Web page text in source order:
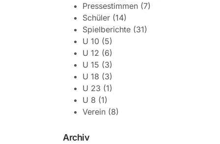
Pressestimmen (7)
Schüler (14)
Spielberichte (31)
U 10 (5)
U 12 (6)
U 15 (3)
U 18 (3)
U 23 (1)
U 8 (1)
Verein (8)
Archiv